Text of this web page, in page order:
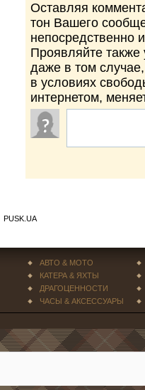
Оставляя
тон Вашего
непосредственно
Проявляйте также
даже в том
в условиях
интернетом,
PUSK.UA
АВТО & МОТО
КАТЕРА & ЯХТЫ
ДРАГОЦЕННОСТИ
ЧАСЫ & АКСЕССУАРЫ